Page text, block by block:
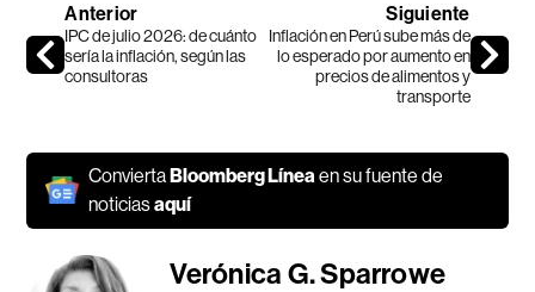
Anterior
IPC de julio 2026: de cuánto
sería la inflación, según las
consultoras
Siguiente
Inflación en Perú sube más de
lo esperado por aumento en
precios de alimentos y
transporte
ConviertaBloomberg Línea en su fuente de
noticiasaquí
Verónica G. Sparrowe